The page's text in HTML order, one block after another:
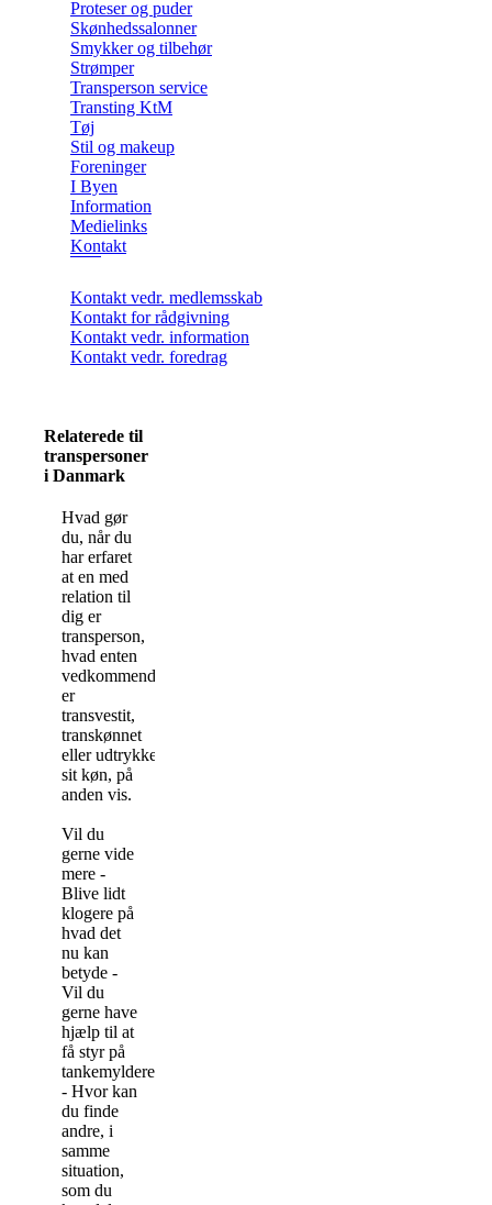
Proteser og puder
Skønhedssalonner
Smykker og tilbehør
Strømper
Transperson service
Transting KtM
Tøj
Stil og makeup
Foreninger
I Byen
Information
Medielinks
Kontakt
Kontakt vedr. medlemsskab
Kontakt for rådgivning
Kontakt vedr. information
Kontakt vedr. foredrag
Relaterede til
transpersoner
i Danmark
Hvad gør
du, når du
har erfaret
at en med
relation til
dig er
transperson,
hvad enten
vedkommende
er
transvestit,
transkønnet
eller udtrykker
sit køn, på
anden vis.
Vil du
gerne vide
mere -
Blive lidt
klogere på
hvad det
nu kan
betyde -
Vil du
gerne have
hjælp til at
få styr på
tankemylderet
- Hvor kan
du finde
andre, i
samme
situation,
som du